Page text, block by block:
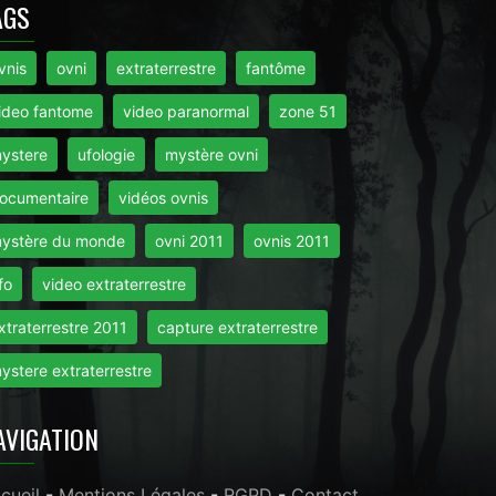
ovni extraterrestre fantôme
fantome video paranormal zone 51
ufologie mystère ovni
vidéos ovnis
du monde ovni 2011 ovnis 2011
video extraterrestre
2011 capture extraterrestre
extraterrestre